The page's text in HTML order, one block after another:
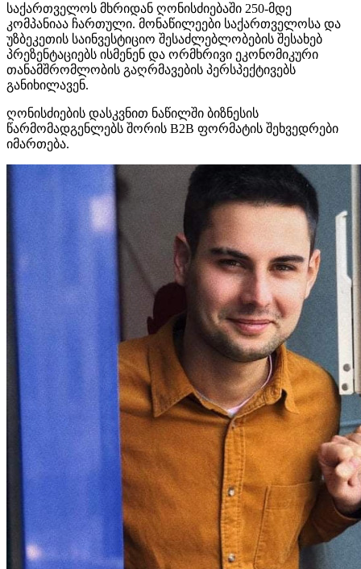
საქართველოს მხრიდან ღონისძიებაში 250-მდე
კომპანიაა ჩართული. მონაწილეები საქართველოსა და
უზბეკეთის საინვესტიციო შესაძლებლობების შესახებ
პრეზენტაციებს ისმენენ და ორმხრივი ეკონომიკური
თანამშრომლობის გაღრმავების პერსპექტივებს
განიხილავენ.
ღონისძიების დასკვნით ნაწილში ბიზნესის
წარმომადგენლებს შორის B2B ფორმატის შეხვედრები
იმართება.